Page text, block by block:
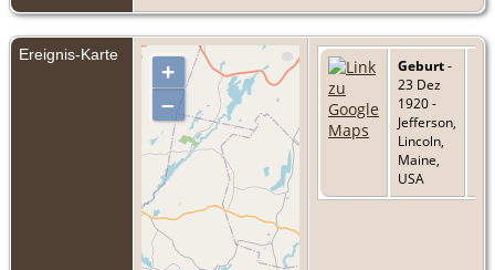
Ereignis-Karte
+
–
Geburt-
23 Dez
1920 -
Jefferson,
Lincoln,
Maine,
USA